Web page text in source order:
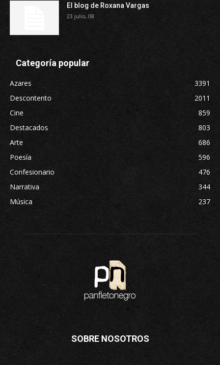
El blog de Roxana Vargas
23 julio, 08
Categoría popular
Azares
3391
Descontento
2011
Cine
859
Destacados
803
Arte
686
Poesía
596
Confesionario
476
Narrativa
344
Música
237
SOBRE NOSOTROS